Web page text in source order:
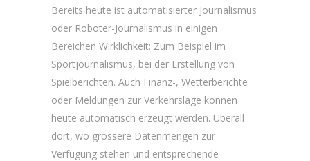
Bereits heute ist automatisierter Journalismus
oder Roboter-Journalismus in einigen
Bereichen Wirklichkeit: Zum Beispiel im
Sportjournalismus, bei der Erstellung von
Spielberichten. Auch Finanz-, Wetterberichte
oder Meldungen zur Verkehrslage können
heute automatisch erzeugt werden. Überall
dort, wo grössere Datenmengen zur
Verfügung stehen und entsprechende